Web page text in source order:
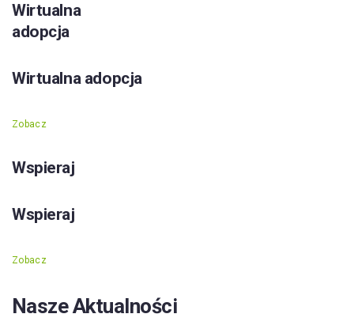
Wirtualna
adopcja
Wirtualna adopcja
Zobacz
Wspieraj
Wspieraj
Zobacz
Nasze Aktualności